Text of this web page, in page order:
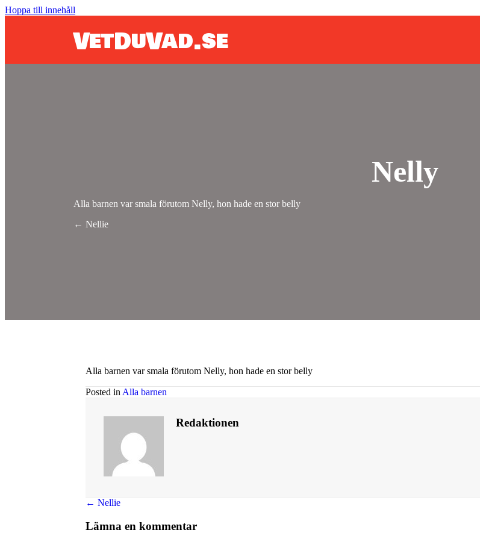
Hoppa till innehåll
VetDuVad.se
Nelly
Alla barnen var smala förutom Nelly, hon hade en stor belly
Posts
← Nellie
Alla barnen var smala förutom Nelly, hon hade en stor belly
Posted in Alla barnen
Redaktionen
Posts
navigation
← Nellie
Lämna en kommentar